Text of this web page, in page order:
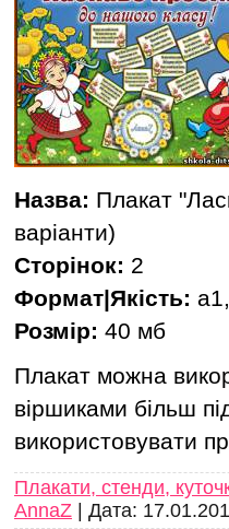
Назва: Плакат "
варіанти)
Сторінок: 2
Формат|Якість:
Розмір: 40 мб
Плакат можна
віршиками більш
використовувати
Плакати, стенди,
AnnaZ | Дата: